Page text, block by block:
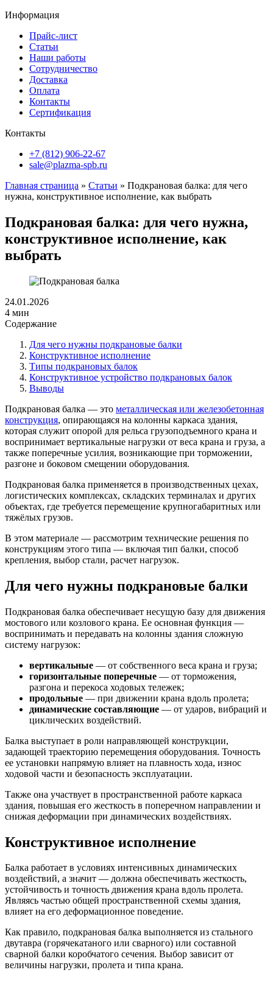
Информация
Прайс-лист
Статьи
Наши работы
Сотрудничество
Доставка
Оплата
Контакты
Сертификация
Контакты
+7 (812) 906-22-67
sale@plazma-spb.ru
Главная страница » Статьи » Подкрановая балка: для чего
нужна, конструктивное исполнение, как выбрать
Подкрановая балка: для чего нужна,
конструктивное исполнение, как
выбрать
24.01.2026
4 мин
Содержание
Для чего нужны подкрановые балки
Конструктивное исполнение
Типы подкрановых балок
Конструктивное устройство подкрановых балок
Выводы
Подкрановая балка — это металлическая или железобетонная
конструкция, опирающаяся на колонны каркаса здания,
которая служит опорой для рельса грузоподъемного крана и
воспринимает вертикальные нагрузки от веса крана и груза, а
также поперечные усилия, возникающие при торможении,
разгоне и боковом смещении оборудования.
Подкрановая балка применяется в производственных цехах,
логистических комплексах, складских терминалах и других
объектах, где требуется перемещение крупногабаритных или
тяжёлых грузов.
В этом материале — рассмотрим технические решения по
конструкциям этого типа — включая тип балки, способ
крепления, выбор стали, расчет нагрузок.
Для чего нужны подкрановые балки
Подкрановая балка обеспечивает несущую базу для движения
мостового или козлового крана. Ее основная функция —
воспринимать и передавать на колонны здания сложную
систему нагрузок:
вертикальные — от собственного веса крана и груза;
горизонтальные поперечные — от торможения,
разгона и перекоса ходовых тележек;
продольные — при движении крана вдоль пролета;
динамические составляющие — от ударов, вибраций и
циклических воздействий.
Балка выступает в роли направляющей конструкции,
задающей траекторию перемещения оборудования. Точность
ее установки напрямую влияет на плавность хода, износ
ходовой части и безопасность эксплуатации.
Также она участвует в пространственной работе каркаса
здания, повышая его жесткость в поперечном направлении и
снижая деформации при динамических воздействиях.
Конструктивное исполнение
Балка работает в условиях интенсивных динамических
воздействий, а значит — должна обеспечивать жесткость,
устойчивость и точность движения крана вдоль пролета.
Являясь частью общей пространственной схемы здания,
влияет на его деформационное поведение.
Как правило, подкрановая балка выполняется из стального
двутавра (горячекатаного или сварного) или составной
сварной балки коробчатого сечения. Выбор зависит от
величины нагрузки, пролета и типа крана.